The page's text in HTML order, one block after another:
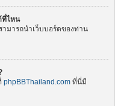
ที่ไหน
ามารถนำเว็บบอร์ดของท่าน
phpBBThailand.com ที่นี่มี